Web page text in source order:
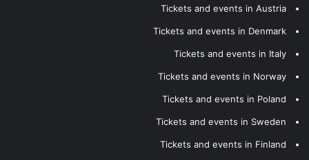
Tickets and events in Austria
Tickets and events in Denmark
Tickets and events in Italy
Tickets and events in Norway
Tickets and events in Poland
Tickets and events in Sweden
Tickets and events in Finland